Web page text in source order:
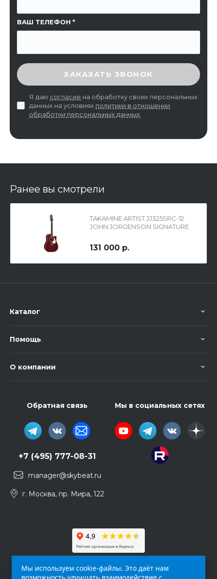
ВАШ ТЕЛЕФОН
ВВЕДИТЕ ПРОВЕРОЧНЫЙ КОД
ЗАКАЗАТЬ ЗВОНОК
Я даю согласие на обработку своих персональных
данных на условиях политики в отношении
обработки персональных данных
Ранее вы смотрели
TAKAMINE ARTIST JJ325SRC-12
JOHN JORGENSON SIGNATURE
электроакустическая гитара с
кейсом типа DREADNOUGHT
131 000 р.
Каталог
Помощь
О компании
Обратная связь
+7 (495) 777-08-31
manager@skybeat.ru
г. Москва, пр. Мира, 122
Мы в социальных сетях
Мы используем cookie-файлы. Это даёт нам